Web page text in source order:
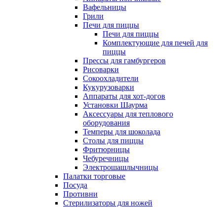
Вафельницы
Грили
Печи для пиццы
Печи для пиццы
Комплектующие для печей для
пиццы
Прессы для гамбургеров
Рисоварки
Сокоохладители
Кукурузоварки
Аппараты для хот-догов
Установки Шаурма
Аксессуары для теплового
оборудования
Темперы для шоколада
Столы для пиццы
Фритюрницы
Чебуречницы
Электрошашлычницы
Палатки торговые
Посуда
Противни
Стерилизаторы для ножей